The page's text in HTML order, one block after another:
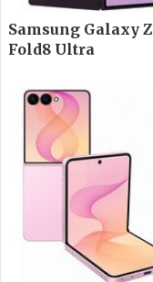
Samsung Galaxy Z
Fold8 Ultra